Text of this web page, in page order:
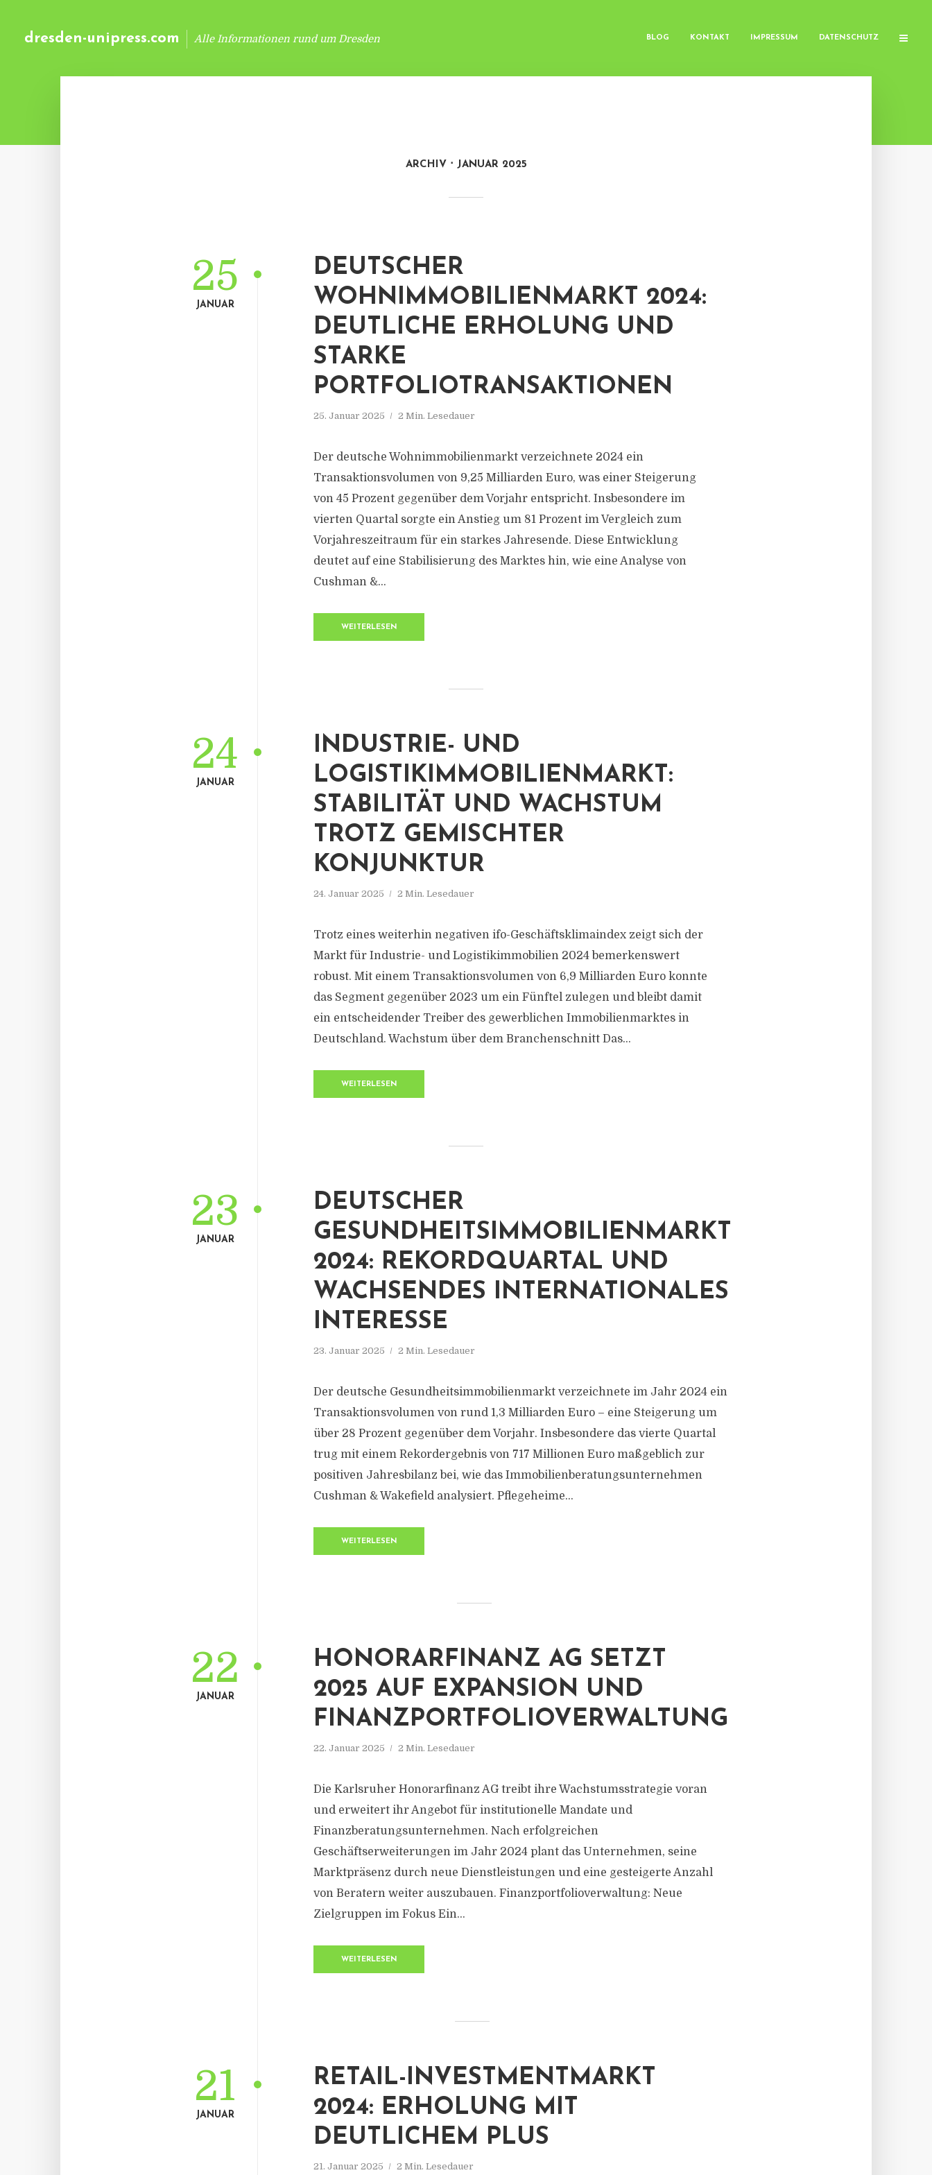
dresden-unipress.com Alle Informationen rund um Dresden BLOG KONTAKT IMPRESSUM DATENSCHUTZ
ARCHIV JANUAR 2025
DEUTSCHER
WOHNIMMOBILIENMARKT 2024:
DEUTLICHE ERHOLUNG UND
STARKE
PORTFOLIOTRANSAKTIONEN
25. Januar 2025 2 Min. Lesedauer
25
JANUAR
Der deutsche Wohnimmobilienmarkt verzeichnete 2024 ein
Transaktionsvolumen von 9,25 Milliarden Euro, was einer Steigerung
von 45 Prozent gegenüber dem Vorjahr entspricht. Insbesondere im
vierten Quartal sorgte ein Anstieg um 81 Prozent im Vergleich zum
Vorjahreszeitraum für ein starkes Jahresende. Diese Entwicklung
deutet auf eine Stabilisierung des Marktes hin, wie eine Analyse von
Cushman &...
WEITERLESEN
INDUSTRIE- UND
LOGISTIKIMMOBILIENMARKT:
STABILITÄT UND WACHSTUM
TROTZ GEMISCHTER
KONJUNKTUR
24. Januar 2025 2 Min. Lesedauer
24
JANUAR
Trotz eines weiterhin negativen ifo-Geschäftsklimaindex zeigt sich der
Markt für Industrie- und Logistikimmobilien 2024 bemerkenswert
robust. Mit einem Transaktionsvolumen von 6,9 Milliarden Euro konnte
das Segment gegenüber 2023 um ein Fünftel zulegen und bleibt damit
ein entscheidender Treiber des gewerblichen Immobilienmarktes in
Deutschland. Wachstum über dem Branchenschnitt Das...
WEITERLESEN
DEUTSCHER
GESUNDHEITSIMMOBILIENMARKT
2024: REKORDQUARTAL UND
WACHSENDES INTERNATIONALES
INTERESSE
23. Januar 2025 2 Min. Lesedauer
23
JANUAR
Der deutsche Gesundheitsimmobilienmarkt verzeichnete im Jahr 2024 ein
Transaktionsvolumen von rund 1,3 Milliarden Euro – eine Steigerung um
über 28 Prozent gegenüber dem Vorjahr. Insbesondere das vierte Quartal
trug mit einem Rekordergebnis von 717 Millionen Euro maßgeblich zur
positiven Jahresbilanz bei, wie das Immobilienberatungsunternehmen
Cushman & Wakefield analysiert. Pflegeheime...
WEITERLESEN
HONORARFINANZ AG SETZT
2025 AUF EXPANSION UND
FINANZPORTFOLIOVERWALTUNG
22. Januar 2025 2 Min. Lesedauer
22
JANUAR
Die Karlsruher Honorarfinanz AG treibt ihre Wachstumsstrategie voran
und erweitert ihr Angebot für institutionelle Mandate und
Finanzberatungsunternehmen. Nach erfolgreichen
Geschäftserweiterungen im Jahr 2024 plant das Unternehmen, seine
Marktpräsenz durch neue Dienstleistungen und eine gesteigerte Anzahl
von Beratern weiter auszubauen. Finanzportfolioverwaltung: Neue
Zielgruppen im Fokus Ein...
WEITERLESEN
RETAIL-INVESTMENTMARKT
2024: ERHOLUNG MIT
DEUTLICHEM PLUS
21. Januar 2025 2 Min. Lesedauer
21
JANUAR